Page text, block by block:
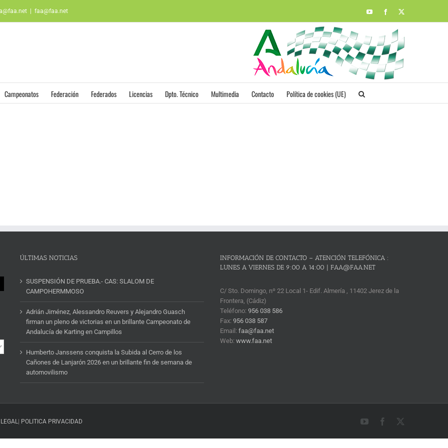
faa@faa.net YouTubeFacebook
Campeonatos Federación Federados Licencias Dpto. Técnico Multimedia Contacto Política de cookies (UE)
ÚLTIMAS NOTICIAS
SUSPENSIÓN DE PRUEBA.- CAS: SLALOM DE
CAMPOHERMMOSO
Adrián Jiménez, Alessandro Reuvers y Alejandro Guasch
firman un pleno de victorias en un brillante Campeonato de
Andalucía de Karting en Campillos
Humberto Janssens conquista la Subida al Cerro de los
Cañones de Lanjarón 2026 en un brillante fin de semana de
automovilismo
INFORMACIÓN DE CONTACTO – ATENCIÓN TELEFÓNICA :
LUNES A VIERNES DE 9:00 A 14:00 | FAA@FAA.NET
C/ Sto. Domingo, nº 22 Local 1- Edif. Almería , 11402 Jerez de la
Frontera, (Cádiz)
Teléfono:956 038 586
Fax:956 038 587
Email:faa@faa.net
Web:www.faa.net
POLITICA PRIVACIDAD YouTubeFacebook